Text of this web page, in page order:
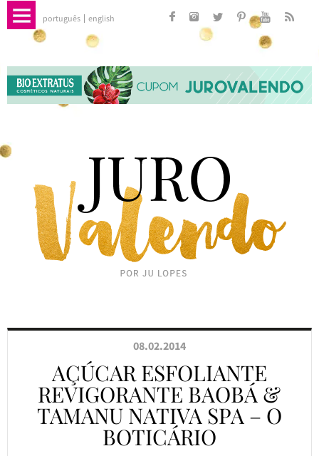
português english
08.02.2014
AÇÚCAR ESFOLIANTE
REVIGORANTE BAOBÁ &
TAMANU NATIVA SPA – O
BOTICÁRIO